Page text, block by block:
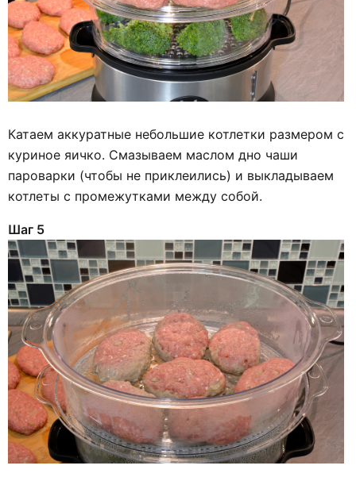
Катаем аккуратные небольшие котлетки размером с
куриное яичко. Смазываем маслом дно чаши
пароварки (чтобы не приклеились) и выкладываем
котлеты с промежутками между собой.
Шаг 5